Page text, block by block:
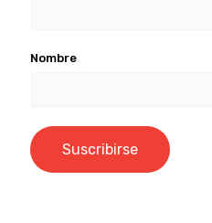
Nombre